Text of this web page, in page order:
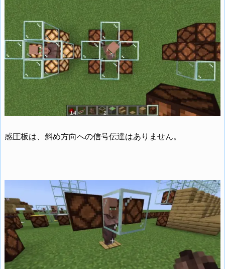
感圧板は、斜め方向への信号伝達はありません。